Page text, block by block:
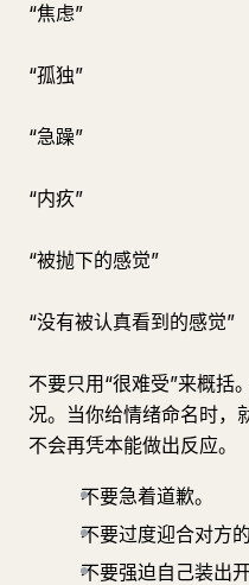
“焦虑”
“孤独”
“急躁”
“内疚”
“被抛下的感觉”
“没有被认真看到的感觉”
不要只用“很难受”来概括
况。当你给情绪命名时，
不会再凭本能做出反应。
不要急着道歉。
不要过度迎合对方的
不要强迫自己装出